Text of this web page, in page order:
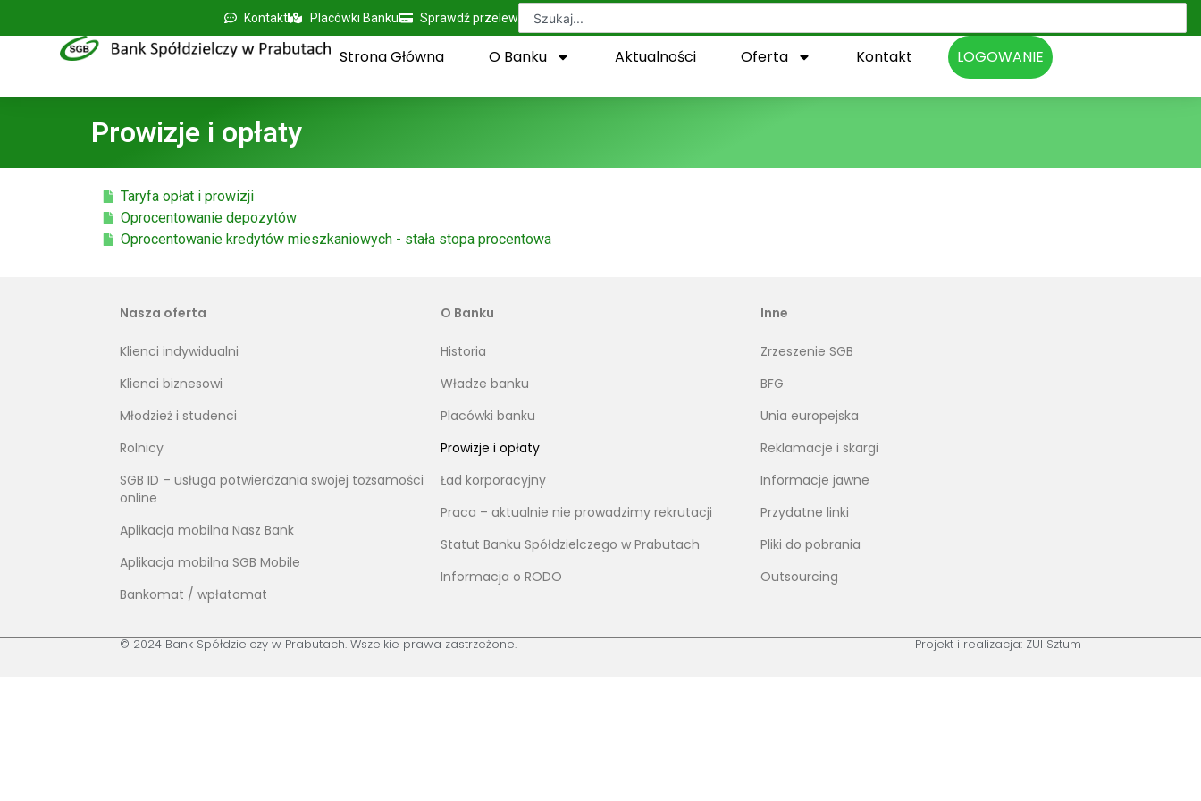
Kontakt Placówki Banku Sprawdź przelew
Strona Główna O Banku Aktualności Oferta Kontakt LOGOWANIE
Prowizje i opłaty
Taryfa opłat i prowizji
Oprocentowanie depozytów
Oprocentowanie kredytów mieszkaniowych - stała stopa procentowa
Nasza oferta
Klienci indywidualni
Klienci biznesowi
Młodzież i studenci
Rolnicy
SGB ID – usługa potwierdzania swojej tożsamości
online
Aplikacja mobilna Nasz Bank
Aplikacja mobilna SGB Mobile
Bankomat / wpłatomat
O Banku
Historia
Władze banku
Placówki banku
Prowizje i opłaty
Ład korporacyjny
Praca – aktualnie nie prowadzimy rekrutacji
Statut Banku Spółdzielczego w Prabutach
Informacja o RODO
Inne
Zrzeszenie SGB
BFG
Unia europejska
Reklamacje i skargi
Informacje jawne
Przydatne linki
Pliki do pobrania
Outsourcing
© 2024 Bank Spółdzielczy w Prabutach. Wszelkie prawa zastrzeżone. Projekt i realizacja: ZUI Sztum